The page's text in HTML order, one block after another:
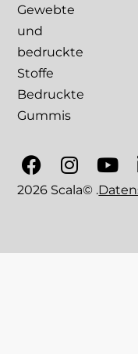
Gewebte
und
bedruckte
Stoffe
Bedruckte
Gummis
2026 Scala© .